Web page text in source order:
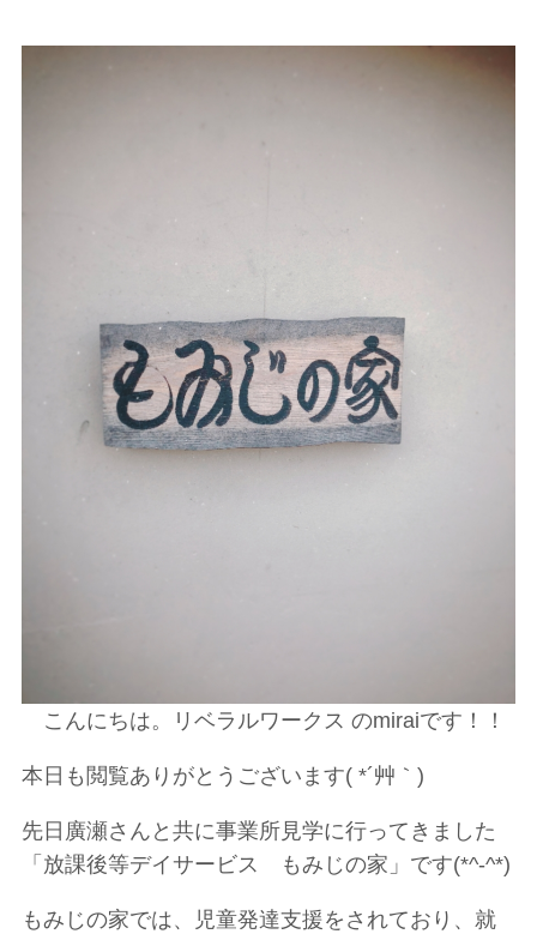
こんにちは。リベラルワークス のmiraiです！！
本日も閲覧ありがとうございます( *´艸｀)
先日廣瀬さんと共に事業所見学に行ってきました
「放課後等デイサービス もみじの家」です(*^-^*)
もみじの家では、児童発達支援をされており、就